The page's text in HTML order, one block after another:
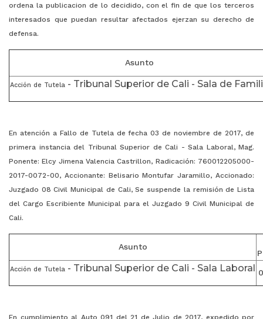
ordena la publicacion de lo decidido, con el fin de que los terceros
interesados que puedan resultar afectados ejerzan su derecho de
defensa.
Asunto
Acción de Tutela - Tribunal Superior de Cali - Sala de
En atención a Fallo de Tutela de fecha 03 de noviembre de 2017, de
primera instancia del Tribunal Superior de Cali - Sala Laboral, Mag.
Ponente: Elcy Jimena Valencia Castrillon, Radicación: 760012205000-
2017-0072-00, Accionante: Belisario Montufar Jaramillo, Accionado:
Juzgado 08 Civil Municipal de Cali, Se suspende la remisión de Lista
del Cargo Escribiente Municipal para el Juzgado 9 Civil Municipal de
Cali.
Asunto
Acción de Tutela - Tribunal Superior de Cali - Sala Laboral
En cumplimiento al Auto 091 del 21 de Julio de 2017, expedido por